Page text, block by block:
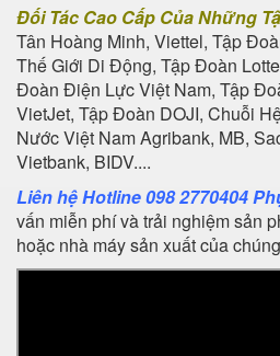
Đối Tác Cao Cấp Của Những
Tân Hoàng Minh, Viettel, Tập
Thế Giới Di Động, Tập Đoàn
Đoàn Điện Lực Việt Nam, Tập
VietJet, Tập Đoàn DOJI, Chuỗi
Nước Việt Nam Agribank, MB,
Vietbank, BIDV....
Liên hệ Hotline 098 2770404
vấn miễn phí và trải nghiệm sản
hoặc nhà máy sản xuất của